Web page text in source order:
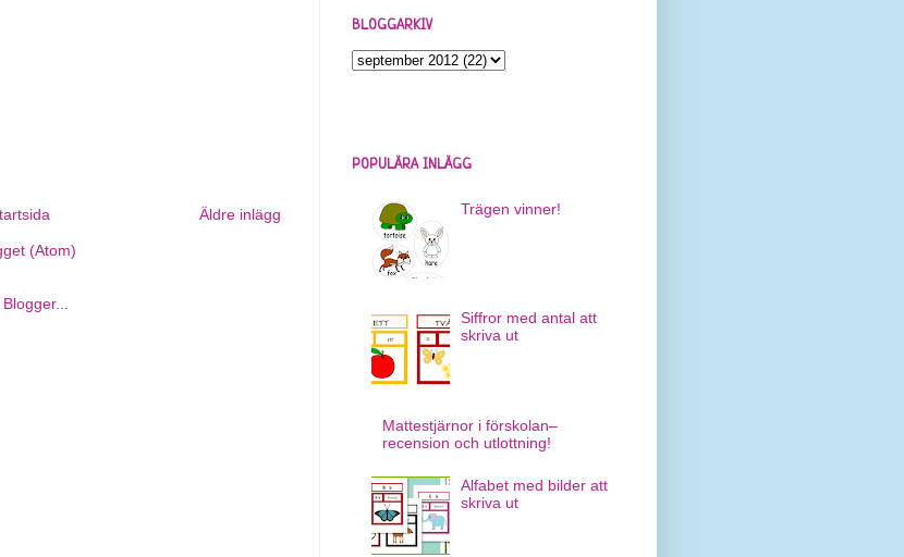
Äldre inlägg
(Atom)
BLOGGARKIV
POPULÄRA INLÄGG
Trägen vinner!
Siffror med antal att
skriva ut
Mattestjärnor i förskolan–
recension och utlottning!
Alfabet med bilder att
skriva ut